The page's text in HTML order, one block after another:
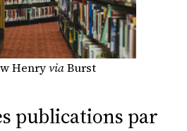
HenryviaBurst
publications par